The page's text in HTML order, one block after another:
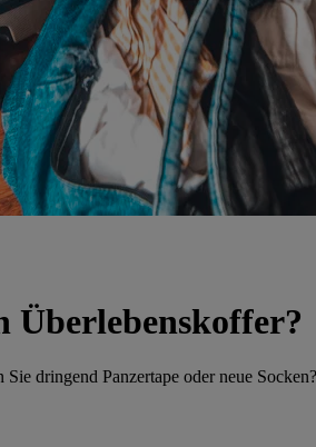
Überlebenskoffer?
dringend Panzertape oder neue